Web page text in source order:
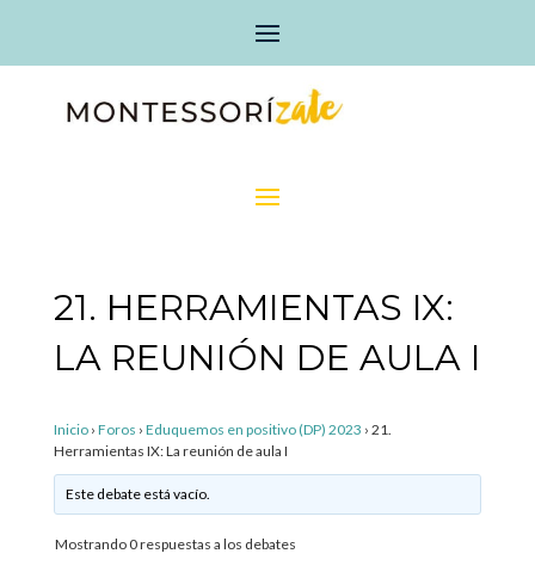
21. HERRAMIENTAS IX:
LA REUNIÓN DE AULA I
Inicio › Foros › Eduquemos en positivo (DP) 2023 › 21.
Herramientas IX: La reunión de aula I
Este debate está vacío.
Mostrando 0 respuestas a los debates